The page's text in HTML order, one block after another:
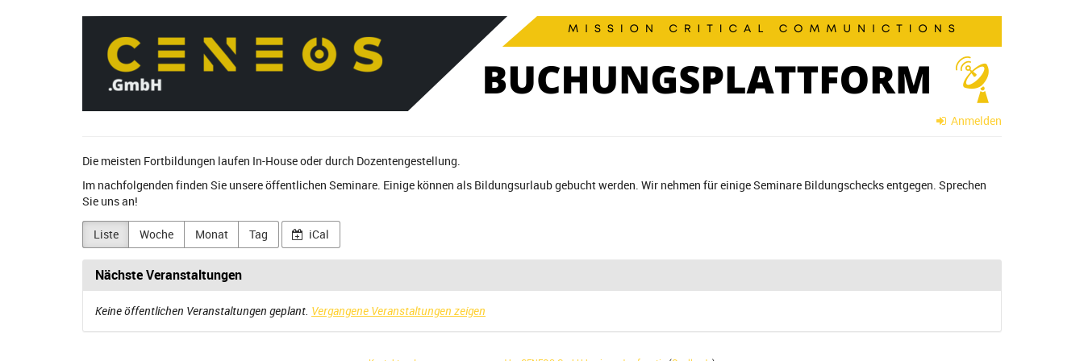
CENEOS
GmbH
Anmelden
Die meisten Fortbildungen laufen In-House oder durch Dozentengestellung.
Im nachfolgenden finden Sie unsere öffentlichen Seminare. Einige können als Bildungsurlaub gebucht werden. Wir nehmen für einige Seminare Bildungschecks entgegen. Sprechen
Sie uns an!
Liste Woche Monat Tag iCal
Nächste Veranstaltungen
Keine öffentlichen Veranstaltungen geplant. Vergangene Veranstaltungen zeigen